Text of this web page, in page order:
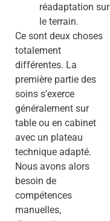
réadaptation sur
le terrain.
Ce sont deux choses
totalement
différentes. La
première partie des
soins s’exerce
généralement sur
table ou en cabinet
avec un plateau
technique adapté.
Nous avons alors
besoin de
compétences
manuelles,